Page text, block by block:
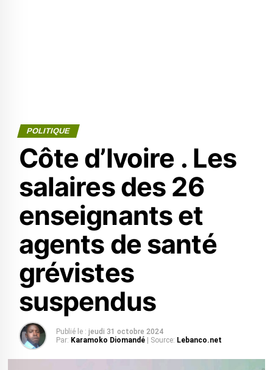
POLITIQUE
Côte d’Ivoire . Les
salaires des 26
enseignants et
agents de santé
grévistes
suspendus
Publié le : jeudi 31 octobre 2024
Par: Karamoko Diomandé | Source: Lebanco.net